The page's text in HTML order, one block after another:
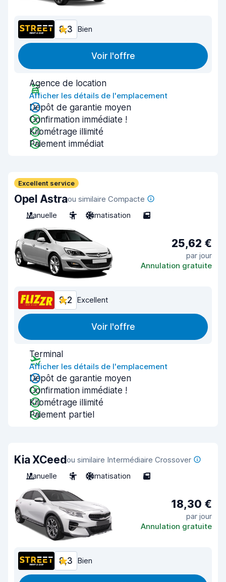
8,3 Bien
Voir l'offre
Agence de location
Afficher les détails de l'emplacement
Dépôt de garantie moyen
Confirmation immédiate !
Kilométrage illimité
Paiement immédiat
Excellent service
Opel Astraou similaire Compacte
Manuelle
5 Climatisation 5
25,62 €
par jour
Annulation gratuite
9,2 Excellent
Voir l'offre
Terminal
Afficher les détails de l'emplacement
Dépôt de garantie moyen
Confirmation immédiate !
Kilométrage illimité
Paiement partiel
Kia XCeedou similaire Intermédiaire Crossover
Manuelle
5 Climatisation 5
18,30 €
par jour
Annulation gratuite
8,3 Bien